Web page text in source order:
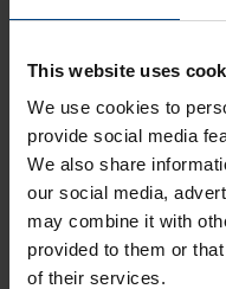
This website uses
We use cookies to
provide social media
We also share
our social media,
may combine it with
provided to them or
of their services.
Diamètres
ø 30cm et ø 40cm
Distribution du
MOBALine / NTP
Matériau du boîtier
Aluminium ou